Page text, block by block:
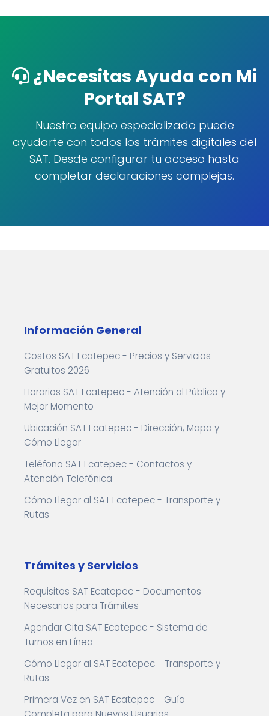
¿Necesitas Ayuda con Mi
Portal SAT?
Nuestro equipo especializado puede
ayudarte con todos los trámites digitales del
SAT. Desde configurar tu acceso hasta
completar declaraciones complejas.
Información General
Costos SAT Ecatepec - Precios y Servicios
Gratuitos 2026
Horarios SAT Ecatepec - Atención al Público y
Mejor Momento
Ubicación SAT Ecatepec - Dirección, Mapa y
Cómo Llegar
Teléfono SAT Ecatepec - Contactos y
Atención Telefónica
Cómo Llegar al SAT Ecatepec - Transporte y
Rutas
Trámites y Servicios
Requisitos SAT Ecatepec - Documentos
Necesarios para Trámites
Agendar Cita SAT Ecatepec - Sistema de
Turnos en Línea
Cómo Llegar al SAT Ecatepec - Transporte y
Rutas
Primera Vez en SAT Ecatepec - Guía